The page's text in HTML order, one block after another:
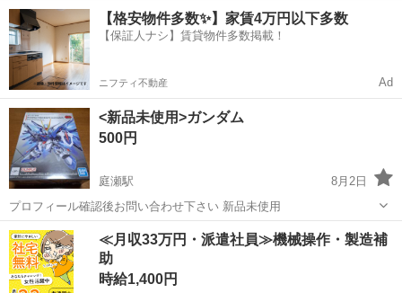
岡山 岡山市 庭瀬駅 模型、プラモデル ガンダム
【格安物件多数✨】家賃4万円以下多数
【保証人ナシ】賃貸物件多数掲載！
ニフティ不動産 Ad
<新品未使用>ガンダム
500円
庭瀬駅
8月2日
プロフィール確認後お問い合わせ下さい 新品未使用
岡山 岡山市 庭瀬駅 模型、プラモデル プラモデル
≪月収33万円・派遣社員≫機械操作・製造補
助
時給1,400円